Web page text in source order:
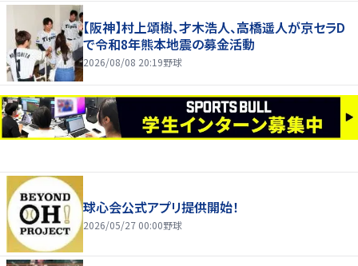
【阪神】村上頌樹、才木浩人、高橋遥人が京セラD
で令和8年熊本地震の募金活動
2026/08/08 20:19野球
球心会公式アプリ提供開始！
2026/05/27 00:00野球